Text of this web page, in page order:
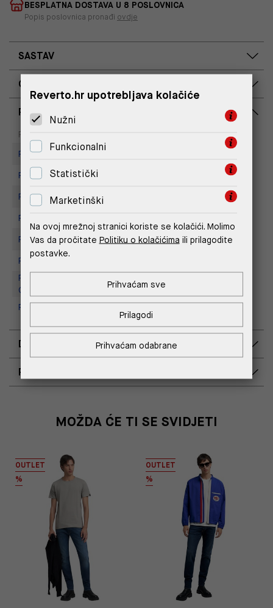
BESPLATNA DOSTAVA U 8 POSLOVNICA
Popis poslovnica pronađi ovdje
SASTAV
OPIS PROIZVODA
RASPOLOŽIVOST PO POSLOVNICAMA
Poslovnica
Replay store, Arena centar
Replay Store, Joker Centar
Replay Store, Mall of Split
Replay Store, City Center One
Replay store, Tower Centar
Replay Store, Supernova Zadar
Replay Outlet Store, Designer
Outlet Croatia
Replay Outlet Store, Split
DOSTAVA
POVRAT I ZAMJENA
MOŽDA ĆE TI SE SVIDJETI
OUTLET
%
OUTLET
%
Reverto.hr upotrebljava kolačiće
Nužni
Funkcionalni
Statistički
Marketinški
Na ovoj mrežnoj stranici koriste se kolačići. Molimo
Vas da pročitate Politiku o kolačićima ili prilagodite
postavke.
Prihvaćam odabrane
Prilagodi
Prihvaćam sve